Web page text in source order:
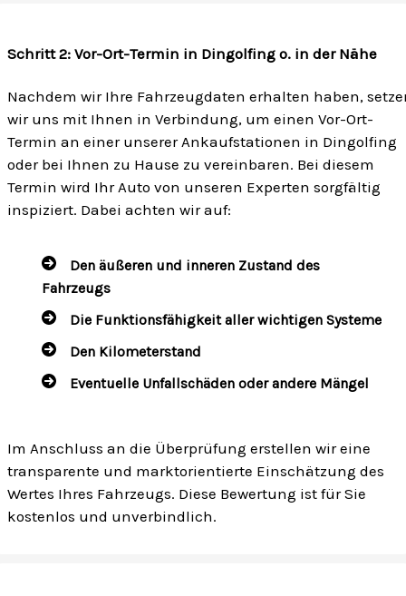
Schritt 2: Vor-Ort-Termin in Dingolfing o. in der Nähe
Nachdem wir Ihre Fahrzeugdaten erhalten haben,
wir uns mit Ihnen in Verbindung, um einen Vor-Ort-
Termin an einer unserer Ankaufstationen in Dingolfing
oder bei Ihnen zu Hause zu vereinbaren. Bei diesem
Termin wird Ihr Auto von unseren Experten sorgfältig
inspiziert. Dabei achten wir auf:
Den äußeren und inneren Zustand des
Fahrzeugs
Die Funktionsfähigkeit aller wichtigen Systeme
Den Kilometerstand
Eventuelle Unfallschäden oder andere Mängel
Im Anschluss an die Überprüfung erstellen wir eine
transparente und marktorientierte Einschätzung des
Wertes Ihres Fahrzeugs. Diese Bewertung ist für Sie
kostenlos und unverbindlich.